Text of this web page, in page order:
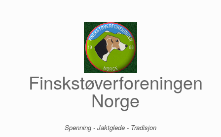
Finskstøverforeningen
Norge
Spenning - Jaktglede - Tradisjon